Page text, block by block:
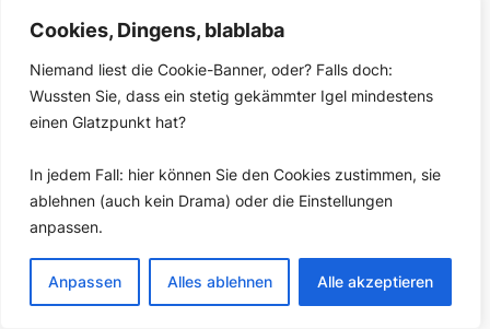
Cookies, Dingens, blablaba
Niemand liest die Cookie-Banner, oder? Falls doch:
Wussten Sie, dass ein stetig gekämmter Igel mindestens
einen Glatzpunkt hat?
In jedem Fall: hier können Sie den Cookies zustimmen, sie
ablehnen (auch kein Drama) oder die Einstellungen
anpassen.
Anpassen Alles ablehnen Alle akzeptieren
Google-Glass-freien Zone erklären – ebenso wie Kinos
und Nachtclubs. Andererseits kann ich auch Kai
Diekmann verstehen, dass er unbedingt so ein Ding
haben wollte (wenn sie denn schon dem in Kalifornien
hospitierenden Bild-Chef zwischenzeitlich Teile seiner
nicht widerstehen…